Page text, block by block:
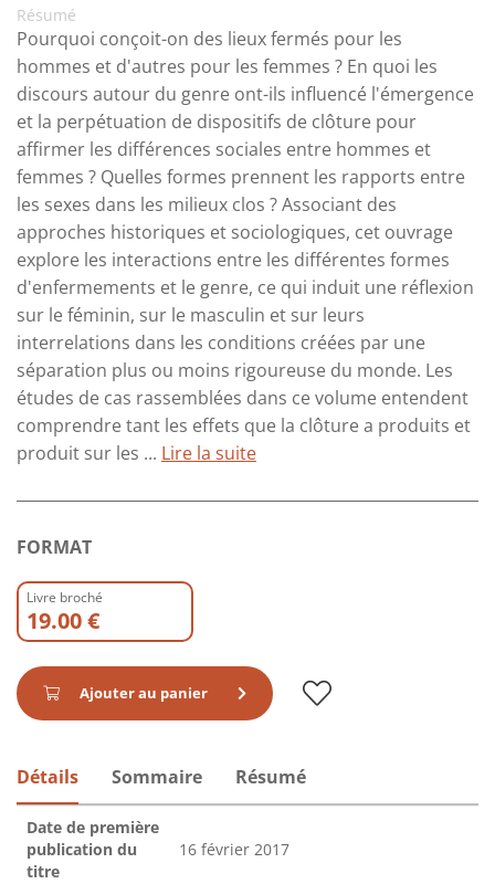
Résumé
Pourquoi conçoit-on des lieux fermés pour les
hommes et d'autres pour les femmes ? En quoi les
discours autour du genre ont-ils influencé l'émergence
et la perpétuation de dispositifs de clôture pour
affirmer les différences sociales entre hommes et
femmes ? Quelles formes prennent les rapports entre
les sexes dans les milieux clos ? Associant des
approches historiques et sociologiques, cet ouvrage
explore les interactions entre les différentes formes
d'enfermements et le genre, ce qui induit une réflexion
sur le féminin, sur le masculin et sur leurs
interrelations dans les conditions créées par une
séparation plus ou moins rigoureuse du monde. Les
études de cas rassemblées dans ce volume entendent
comprendre tant les effets que la clôture a produits et
produit sur les ... Lire la suite
FORMAT
Livre broché
19.00 €
Ajouter au panier
Détails Sommaire Résumé
Date de première
publication du
titre
16 février 2017